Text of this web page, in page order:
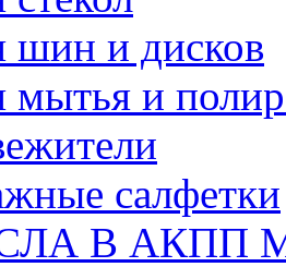
шин и дисков
мытья и
салфетки
В АКПП